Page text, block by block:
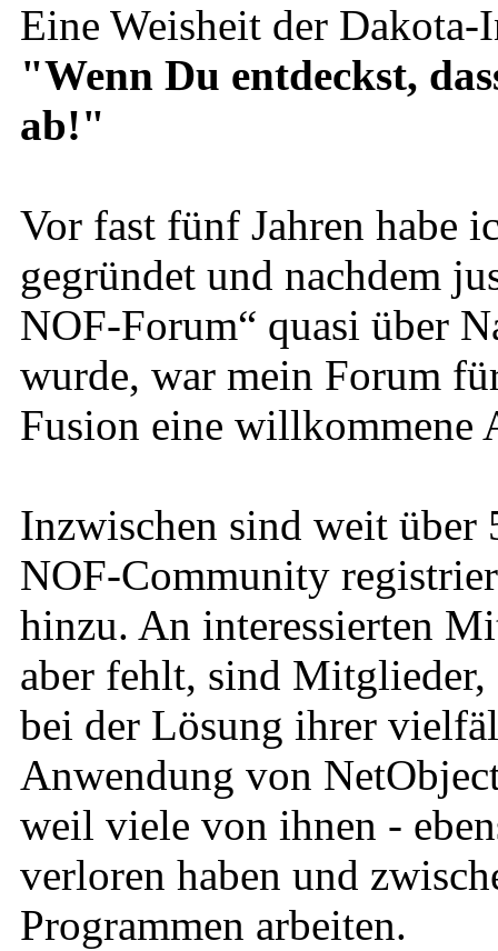
Eine Weisheit der Dakota-
"Wenn Du entdeckst,
ab!"
Vor fast fünf Jahren habe
gegründet und nachdem
NOF-Forum“ quasi über
wurde, war mein Forum
Fusion eine willkommene
Inzwischen sind weit über
NOF-Community
hinzu. An interessierten
aber fehlt, sind Mitglieder,
bei der Lösung ihrer
Anwendung von
weil viele von ihnen -
verloren haben und
Programmen arbeiten.